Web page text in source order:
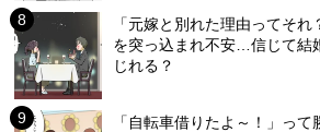
「元嫁と別れた理由ってそ
を突っ込まれ不安…信じて結
じれる？
「自転車借りたよ～！」っ